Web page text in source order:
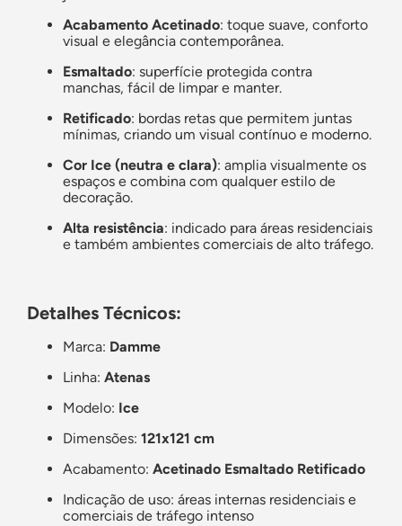
Acabamento Acetinado: toque suave, conforto
visual e elegância contemporânea.
Esmaltado: superfície protegida contra
manchas, fácil de limpar e manter.
Retificado: bordas retas que permitem juntas
mínimas, criando um visual contínuo e moderno.
Cor Ice (neutra e clara): amplia visualmente os
espaços e combina com qualquer estilo de
decoração.
Alta resistência: indicado para áreas residenciais
e também ambientes comerciais de alto tráfego.
Detalhes Técnicos:
Marca: Damme
Linha: Atenas
Modelo: Ice
Dimensões: 121x121 cm
Acabamento: Acetinado Esmaltado Retificado
Indicação de uso: áreas internas residenciais e
comerciais de tráfego intenso